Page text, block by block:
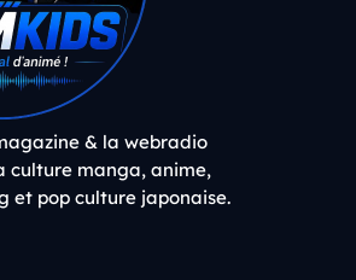
& la webradio
culture manga, anime,
et pop culture japonaise.